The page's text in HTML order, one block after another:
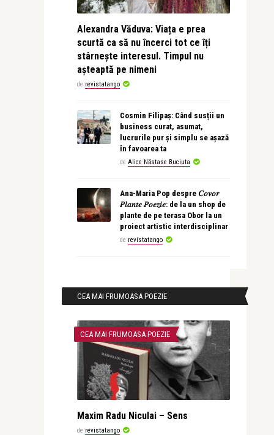
Alexandra Văduva: Viața e prea
scurtă ca să nu încerci tot ce îți
stârnește interesul. Timpul nu
așteaptă pe nimeni
de revistatango
Cosmin Filipaș: Când susții un
business curat, asumat,
lucrurile pur și simplu se așază
în favoarea ta
de Alice Năstase Buciuta
Ana-Maria Pop despre 𝐶𝑜𝑣𝑜𝑟
𝑃𝑙𝑎𝑛𝑡𝑒 𝑃𝑜𝑒𝑧𝑖𝑒: de la un shop de
plante de pe terasa Obor la un
proiect artistic interdisciplinar
de revistatango
CEA MAI FRUMOASA POEZIE
CEA MAI FRUMOASA POEZIE
Maxim Radu Niculai – Sens
de revistatango